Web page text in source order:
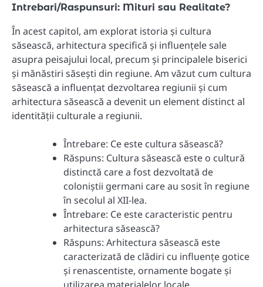
Intrebari/Raspunsuri: Mituri sau Realitate?
În acest capitol, am explorat istoria și cultura
săsească, arhitectura specifică și influențele sale
asupra peisajului local, precum și principalele biserici
și mănăstiri săsești din regiune. Am văzut cum cultura
săsească a influențat dezvoltarea regiunii și cum
arhitectura săsească a devenit un element distinct al
identității culturale a regiunii.
Întrebare: Ce este cultura săsească?
Răspuns: Cultura săsească este o cultură
distinctă care a fost dezvoltată de
coloniștii germani care au sosit în regiune
în secolul al XII-lea.
Întrebare: Ce este caracteristic pentru
arhitectura săsească?
Răspuns: Arhitectura săsească este
caracterizată de clădiri cu influențe gotice
și renascentiste, ornamente bogate și